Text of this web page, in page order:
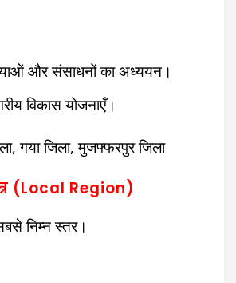
और संसाधनों का अध्ययन।
विकास योजनाएँ।
गया जिला,मुजफ्फरपुर जिला
(Local Region)
निम्न स्तर।